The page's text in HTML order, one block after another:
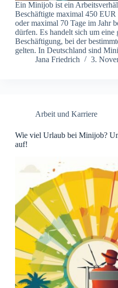
Ein Minijob ist ein
Beschäftigte maximal 450
oder maximal 70 Tage im Jahr
dürfen. Es handelt sich um eine
Beschäftigung, bei der
gelten. In Deutschland sind
Jana Friedrich
3.
Arbeit und Karriere
Wie viel Urlaub bei Minijob?
auf!